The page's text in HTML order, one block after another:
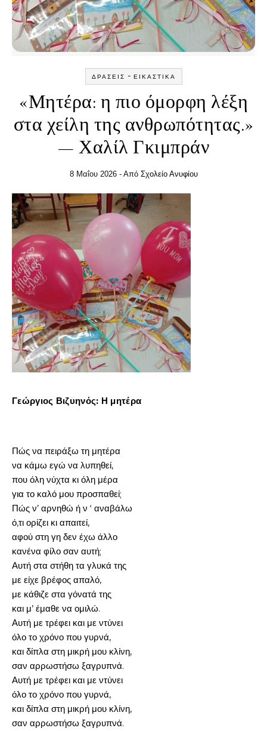
ΔΡΆΣΕΙΣ - ΕΙΚΑΣΤΙΚΆ
«Μητέρα: η πιο όμορφη λέξη
στα χείλη της ανθρωπότητας.»
— Χαλίλ Γκιμπράν
8 Μαΐου 2026 - Από Σχολείο Ανυφίου
Γεώργιος Βιζυηνός: Η μητέρα
Πώς να πειράξω τη μητέρα
να κάμω εγώ να λυπηθεί,
που όλη νύχτα κι όλη μέρα
για το καλό μου προσπαθεί;
Πώς ν’ αρνηθώ ή ν ‘ αναβάλω
ό,τι ορίζει κι απαιτεί,
αφού στη γη δεν έχω άλλο
κανένα φίλο σαν αυτή;
Αυτή στα στήθη τα γλυκά της
με είχε βρέφος απαλό,
με κάθιζε στα γόνατά της
και μ’ έμαθε να ομιλώ.
Αυτή με τρέφει και με ντύνει
όλο το χρόνο που γυρνά,
και δίπλα στη μικρή μου κλίνη,
σαν αρρωστήσω ξαγρυπνά.
Αυτή με τρέφει και με ντύνει
όλο το χρόνο που γυρνά,
και δίπλα στη μικρή μου κλίνη,
σαν αρρωστήσω ξαγρυπνά.